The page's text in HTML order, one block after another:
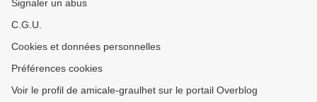
Signaler un abus
C.G.U.
Cookies et données personnelles
Préférences cookies
Voir le profil de amicale-graulhet sur le portail Overblog